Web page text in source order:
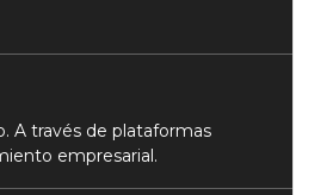
A través de plataformas
empresarial.